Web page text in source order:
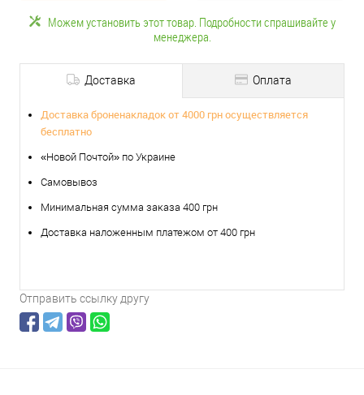
Можем установить этот товар. Подробности спрашивайте у
менеджера.
Доставка Оплата
Доставка броненакладок от 4000 грн осуществляется
бесплатно
«Новой Почтой» по Украине
Самовывоз
Минимальная сумма заказа 400 грн
Доставка наложенным платежом от 400 грн
Отправить ссылку другу